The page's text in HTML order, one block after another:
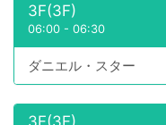
3F(3F)
06:00 - 06:30
ダニエル・スター
3F(3F)